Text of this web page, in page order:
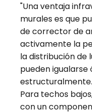
"Una ventaja
murales es que
de corrector de
activamente la
la distribución de
pueden
Para techos
con un